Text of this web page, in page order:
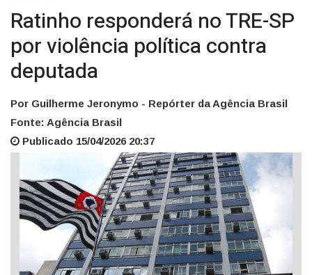
Ratinho responderá no TRE-SP
por violência política contra
deputada
Por Guilherme Jeronymo - Repórter da Agência Brasil
Fonte: Agência Brasil
Publicado 15/04/2026 20:37